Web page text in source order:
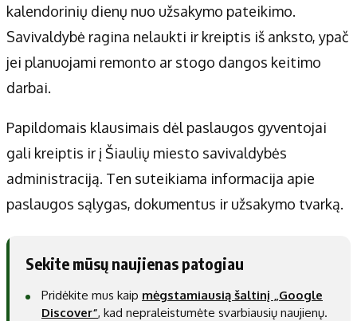
kalendorinių dienų nuo užsakymo pateikimo.
Savivaldybė ragina nelaukti ir kreiptis iš anksto, ypač
jei planuojami remonto ar stogo dangos keitimo
darbai.
Papildomais klausimais dėl paslaugos gyventojai
gali kreiptis ir į Šiaulių miesto savivaldybės
administraciją. Ten suteikiama informacija apie
paslaugos sąlygas, dokumentus ir užsakymo tvarką.
Sekite mūsų naujienas patogiau
Pridėkite mus kaip mėgstamiausią šaltinį „Google
Discover“, kad nepraleistumėte svarbiausių naujienų.